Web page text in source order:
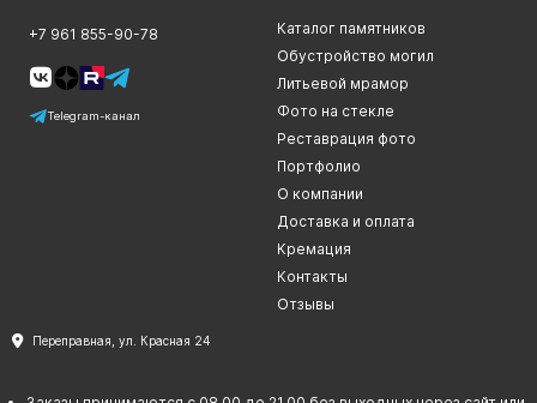
+7 961 855-90-78
Telegram-канал
Каталог памятников
Обустройство могил
Литьевой мрамор
Фото на стекле
Реставрация фото
Портфолио
О компании
Доставка и оплата
Кремация
Контакты
Отзывы
Переправная, ул. Красная 24